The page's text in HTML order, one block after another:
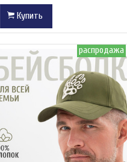
Купить
распродажа